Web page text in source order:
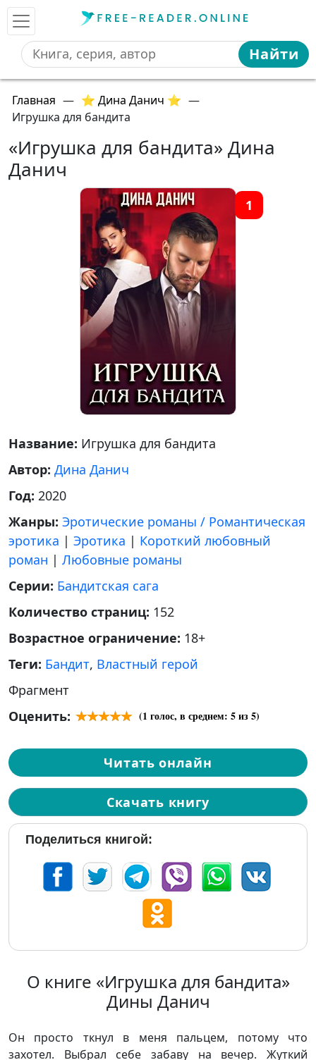
Найти
Главная — ⭐ Дина Данич ⭐ —
Игрушка для бандита
«Игрушка для бандита» Дина
Данич
1
Название: Игрушка для бандита
Автор: Дина Данич
Год: 2020
Жанры: Эротические романы / Романтическая
эротика | Эротика | Короткий любовный
роман | Любовные романы
Серии: Бандитская сага
Количество страниц: 152
Возрастное ограничение: 18+
Теги: Бандит, Властный герой
Фрагмент
Оценить:
(1 голос, в среднем: 5из 5)
Читать онлайн
Скачать книгу
Поделиться книгой:
О книге «Игрушка для бандита»
Дины Данич
Он просто ткнул в меня пальцем, потому что
захотел. Выбрал себе забаву на вечер. Жуткий